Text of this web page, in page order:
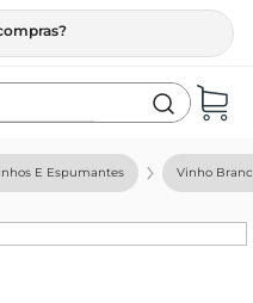
E Espumantes Vinho